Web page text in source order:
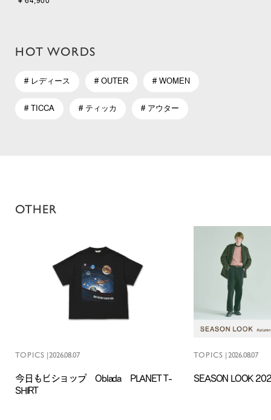
HOT WORDS
# レディース # OUTER # WOMEN
# TICCA # ティッカ # アウター
OTHER
TOPICS |2026.08.07
今日もビショップ Oblada PLANET T-
SHIRT
TOPICS | 2026.08.07
SEASON LOOK